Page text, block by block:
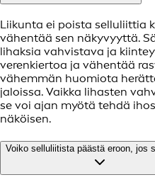
Liikunta ei poista selluliittia
vähentää sen näkyvyyttä.
lihaksia vahvistava ja
verenkiertoa ja vähentää
vähemmän huomiota
jaloissa. Vaikka lihasten
se voi ajan myötä tehdä
näköisen.
Voiko selluliitista päästä eroon, jos